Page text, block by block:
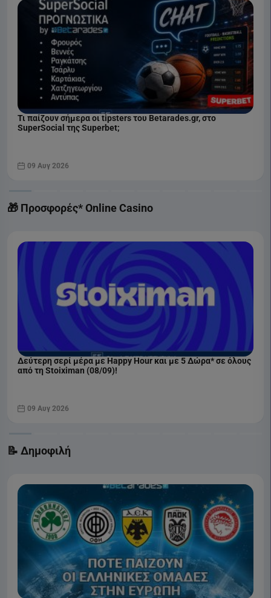
Τι παίζουν σήμερα οι tipsters του Betarades.gr, στο
SuperSocial της Superbet;
09 Αυγ 2026
🎁 Προσφορές* Online Casino
Δεύτερη σερί μέρα με Happy Hour και με 5 Δώρα* σε όλους
από τη Stoiximan (08/09)!
09 Αυγ 2026
📝 Δημοφιλή